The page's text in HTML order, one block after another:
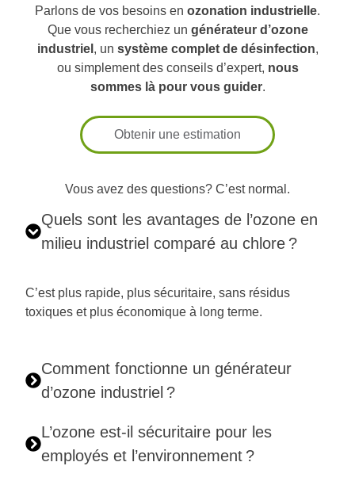
Parlons de vos besoins en ozonation industrielle.
Que vous recherchiez un générateur d’ozone
industriel , un système complet de désinfection,
ou simplement des conseils d’expert, nous
sommes là pour vous guider.
Obtenir une estimation
Vous avez des questions? C’est normal.
Quels sont les avantages de l’ozone en
milieu industriel comparé au chlore ?
C’est plus rapide, plus sécuritaire, sans résidus
toxiques et plus économique à long terme.
Comment fonctionne un générateur
d’ozone industriel ?
L’ozone est-il sécuritaire pour les
employés et l’environnement ?